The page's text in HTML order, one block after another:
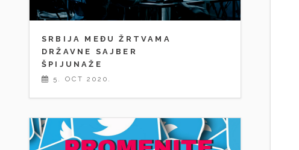
SRBIJA MEĐU ŽRTVAMA
DRŽAVNE SAJBER
ŠPIJUNAŽE
5. OCT 2020.